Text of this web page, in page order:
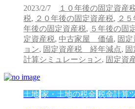
2023/2/7 １０年後の固定資産
税, ２０年後の固定資産税, ２
年後の固定資産税, ５年後の固
定資産税, 中古家屋 価値, 固
ョン, 固定資産税 経年減点,
計算シミュレーション, 固定資
土地 家・土地の税金 税金計算